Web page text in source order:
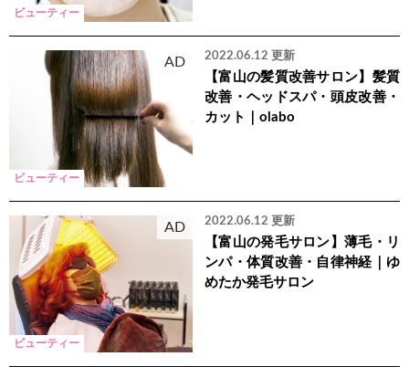
ビューティー
AD
ビューティー
2022.06.12 更新
【富山の髪質改善サロン】髪質
改善・ヘッドスパ・頭皮改善・
カット｜olabo
AD
ビューティー
2022.06.12 更新
【富山の発毛サロン】薄毛・リ
ンパ・体質改善・自律神経｜ゆ
めたか発毛サロン